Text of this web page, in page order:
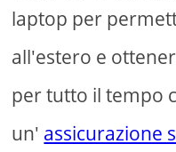
laptop per
all'estero e
per tutto il tempo
un' assicurazione